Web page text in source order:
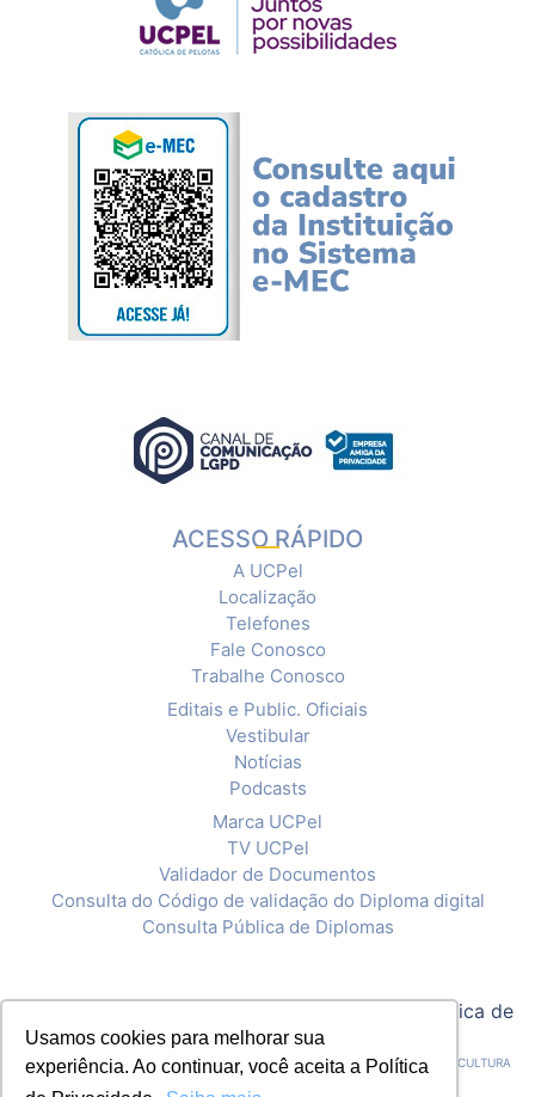
Usamos cookies para melhorar sua
experiência. Ao continuar, você aceita a Política
ACESSO RÁPIDO
A UCPel
Localização
Telefones
Fale Conosco
Trabalhe Conosco
Editais e Public. Oficiais
Vestibular
Notícias
Podcasts
Marca UCPel
TV UCPel
Validador de Documentos
Consulta do Código de validação do Diploma digital
Consulta Pública de Diplomas
Política de
Privacidade
CNPJ: 92.238.914/0001-03 - ASSOCIAÇÃO PELOTENSE DE ASSISTÊNCIA E CULTURA